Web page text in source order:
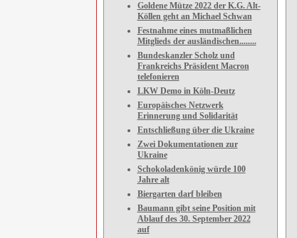
Goldene Mütze 2022 der K.G. Alt-
Köllen geht an Michael Schwan
Festnahme eines mutmaßlichen
Mitglieds der ausländischen........
Bundeskanzler Scholz und
Frankreichs Präsident Macron
telefonieren
LKW Demo in Köln-Deutz
Europäisches Netzwerk
Erinnerung und Solidarität
Entschließung über die Ukraine
Zwei Dokumentationen zur
Ukraine
Schokoladenkönig würde 100
Jahre alt
Biergarten darf bleiben
Baumann gibt seine Position mit
Ablauf des 30. September 2022
auf